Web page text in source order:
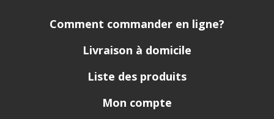
Comment commander en ligne?
Livraison à domicile
Liste des produits
Mon compte